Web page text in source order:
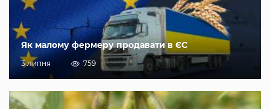
Як малому фермеру продавати в ЄС
3 липня 759